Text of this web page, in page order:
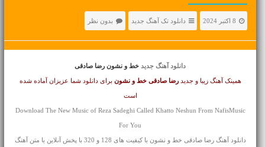
8 اکتبر 2024 دانلود تک آهنگ جدید بدون نظر
دانلود آهنگ جدید خط و نشون رضا صادقی
همینک آهنگ زیبا و جدیدرضا صادقی خط و نشون برای دانلود شما عزیزان آماده شده
است
Download The New Music of Reza Sadeghi Called Khatto Neshun From NafisMusic
For You
دانلود آهنگ رضا صادقی خط و نشون با کیفیت های 128 و 320 با پخش آنلاین با متن آهنگ